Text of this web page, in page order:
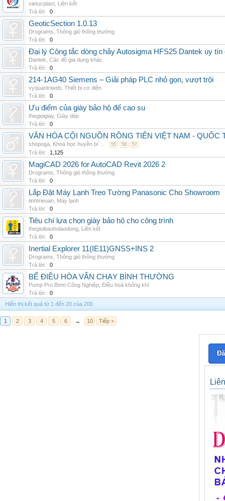
vietucplast Liên kết
Trả lời:
0
GeoticSection 1.0.13
Drograms Thông gió thông thường
Trả lời:
0
Đại lý Công tắc dòng chảy Autosigma HFS25 Dantek uy tín
Dantek Các đồ gia dụng khác
Trả lời:
0
214-1AG40 Siemens – Giải pháp PLC nhỏ gọn, vượt trội
vyquantriweb Thiết bị cơ điện
Trả lời:
0
Ưu điểm của giày bảo hộ đế cao su
thegioigiay, Giày dép
Trả lời:
0
VĂN HÓA CỘI NGUỒN RỒNG TIÊN VIỆT NAM -
shopoga Khoa học huyền bí ... 55 56 57
Trả lời: 1,125
MagiCAD 2026 for AutoCAD Revit 2026 2
Drograms Thông gió thông thường
Trả lời:
0
Lắp Đặt Máy Lạnh Treo Tường Panasonic Cho Showroom
tinhtrieuan Máy lạnh
Trả lời:
0
Tiêu chí lựa chọn giày bảo hộ cho công trình
thegioibaoholaodong Liên kết
Trả lời:
0
Inertial Explorer 11(IE11)GNSS+INS 2
Drograms Thông gió thông thường
Trả lời:
0
BỂ ĐIỀU HÒA VẪN CHẠY BÌNH THƯỜNG
Pump Pro Bơm Công Nghiệp Điều hoà không khí
Trả lời:
0
Hiển thị kết quả từ 1 đến 20 của 200
1 2 3 4 5 6 → 10 Tiếp >